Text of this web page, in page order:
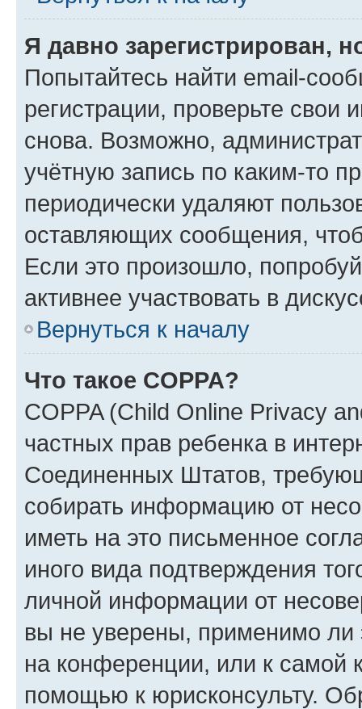
Я давно зарегистрирован,
Попытайтесь найти email-
регистрации, проверьте свои
снова. Возможно,
учётную запись по каким-то
периодически удаляют
оставляющих сообщения,
Если это произошло,
активнее участвовать в
Вернуться к началу
Что такое COPPA?
COPPA (Child Online Privacy
частных прав ребенка в
Соединенных Штатов,
собирать информацию от
иметь на это письменное
иного вида подтверждения
личной информации от
вы не уверены, применимо ли
на конференции, или к самой
помощью к юрисконсульту.